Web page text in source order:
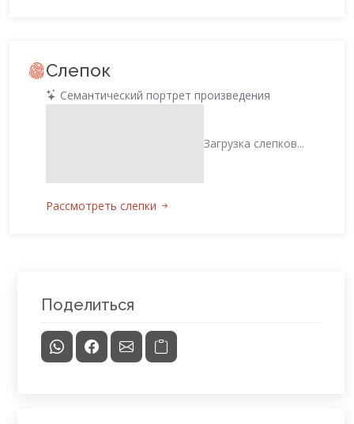
Слепок
Семантический портрет произведения
Загрузка слепков...
Рассмотреть слепки
Поделиться